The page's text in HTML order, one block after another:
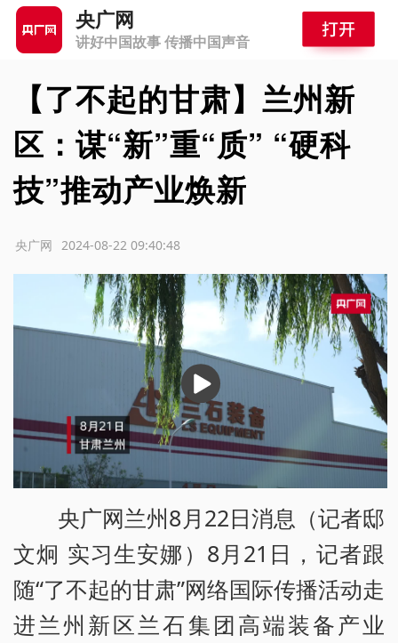
央广网
讲好中国故事 传播中国声音
【了不起的甘肃】兰州新
区：谋“新”重“质” “硬科
技”推动产业焕新
2024-08-22 09:40:48
央广网
播
放
央广网兰州8月22日消息（记者邸
文炯 实习生安娜）8月21日，记者跟
随“了不起的甘肃”网络国际传播活动走
进兰州新区兰石集团高端装备产业